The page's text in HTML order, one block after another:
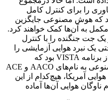
را برای کنترل کامل
که هوش مصنوعی جایگزین
مکمل به آن‌ها کمک خواهند کرد.
یک جت جنگنده را با کنترل
یک نبرد هوایی آزمایشی را
پشت سر گذاشت. این جت بخشی از برنامه VISTA بود که
درحال‌حاضر دو نرم‌افزار هوش مصنوعی به نام‌های AACO و ACE
آمریکا، هیچ‌کدام از این
هوایی آن‌ها آماده